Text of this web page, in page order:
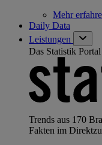
Mehr
Daily Data
Leistungen
Das Statistik Portal
Trends aus 170
Fakten im